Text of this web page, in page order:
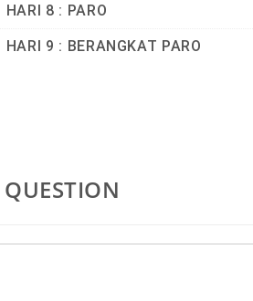
8 : PARO
9 : BERANGKAT PARO